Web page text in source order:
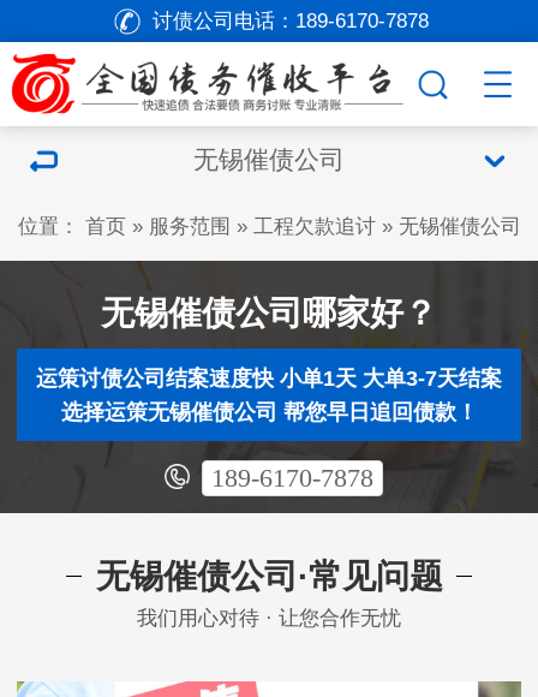
讨债公司电话： 189-6170-7878
无锡催债公司
位置： 首页» 服务范围 » 工程欠款追讨» 无锡催债公司
无锡催债公司哪家好？
运策讨债公司结案速度快 小单1天 大单3-7天结案
选择运策无锡催债公司 帮您早日追回债款！
189-6170-7878
无锡催债公司·常见问题
我们用心对待 · 让您合作无忧